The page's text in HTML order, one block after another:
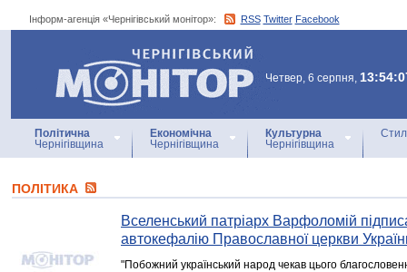
Інформ-агенція «Чернігівський монітор»: RSS Twitter Facebook
Інформ-агенція
«Чернігівський монітор»
Четвер, 6 серпня,
Політична
Чернігівщина
Економічна
Чернігівщина
Культурна
Чернігівщина
ПОЛІТИКА
Вселенський патріарх Варфоломій
автокефалію Православної церкви
"Побожний український народ чекав цього